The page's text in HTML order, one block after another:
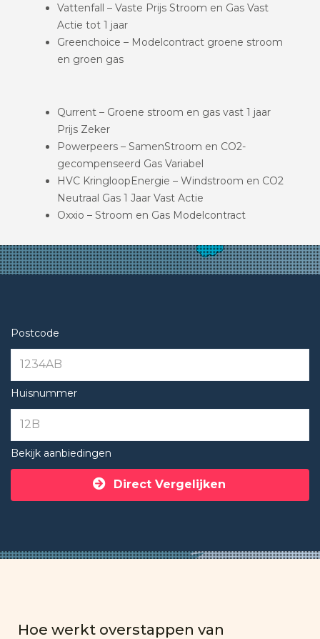
Vattenfall – Vaste Prijs Stroom en Gas Vast
Actie tot 1 jaar
Greenchoice – Modelcontract groene stroom
en groen gas
Qurrent – Groene stroom en gas vast 1 jaar
Prijs Zeker
Powerpeers – SamenStroom en CO2-
gecompenseerd Gas Variabel
HVC KringloopEnergie – Windstroom en CO2
Neutraal Gas 1 Jaar Vast Actie
Oxxio – Stroom en Gas Modelcontract
Postcode
Huisnummer
Bekijk aanbiedingen
Direct Vergelijken
Hoe werkt overstappen van